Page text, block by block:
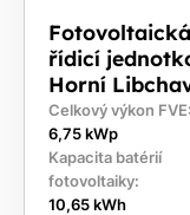
řídicí
Horní
Celkový výkon FVE:
6,75 kWp
Kapacita batérií
fotovoltaiky:
10,65 kWh